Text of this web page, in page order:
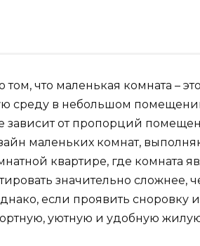
что маленькая комната –
среду в небольшом
зависит от пропорций
маленьких комнат,
квартире, где комната
значительно сложнее,
если проявить сноровку
уютную и удобную